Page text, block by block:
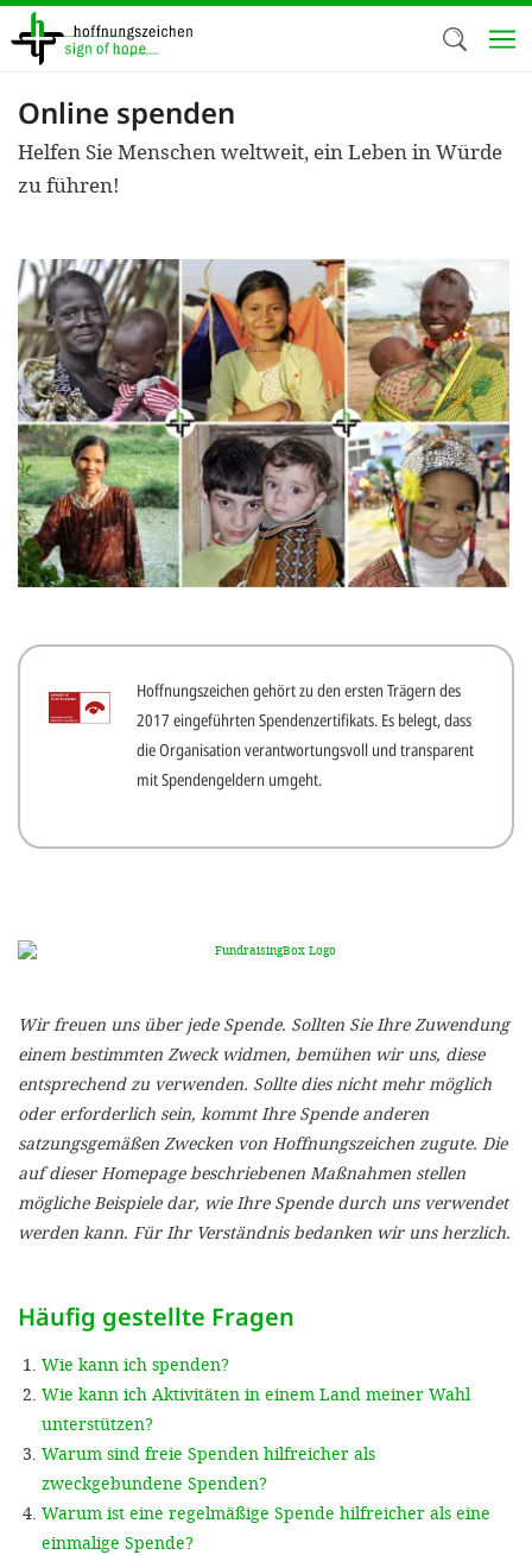
Direkt
zum
Inhalt
Online spenden
Helfen Sie Menschen weltweit, ein Leben in Würde
zu führen!
Hoffnungszeichen gehört zu den ersten Trägern des
2017 eingeführten Spendenzertifikats. Es belegt, dass
die Organisation verantwortungsvoll und transparent
mit Spendengeldern umgeht.
Wir freuen uns über jede Spende. Sollten Sie Ihre Zuwendung
einem bestimmten Zweck widmen, bemühen wir uns, diese
entsprechend zu verwenden. Sollte dies nicht mehr möglich
oder erforderlich sein, kommt Ihre Spende anderen
satzungsgemäßen Zwecken von Hoffnungszeichen zugute. Die
auf dieser Homepage beschriebenen Maßnahmen stellen
mögliche Beispiele dar, wie Ihre Spende durch uns verwendet
werden kann. Für Ihr Verständnis bedanken wir uns herzlich.
Häufig gestellte Fragen
Wie kann ich spenden?
Wie kann ich Aktivitäten in einem Land meiner Wahl
unterstützen?
Warum sind freie Spenden hilfreicher als
zweckgebundene Spenden?
Warum ist eine regelmäßige Spende hilfreicher als eine
einmalige Spende?
Wir
nutzen
Cookies zu
helfen
Online-
'Cookie-
Impressum
ALLEN